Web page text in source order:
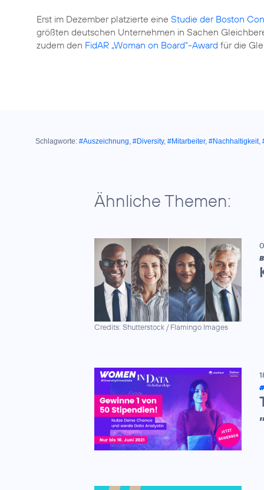
Erst im Dezember platzierte eine Studie der Boston
größten deutschen Unternehmen in Sachen
zudem den FidAR „Woman on Board“-Award für die
Schlagworte: #Auszeichnung, #Diversity, #Mitarbeiter, #Nachhaltigkeit,
Ähnliche Themen:
Credits: Shutterstock / Flamingo Images